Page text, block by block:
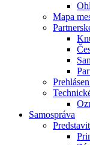
Mapa
Samospráva